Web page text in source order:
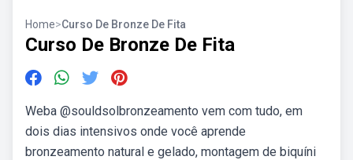
Home>Curso De Bronze De Fita
Curso De Bronze De Fita
Weba @souldsolbronzeamento vem com tudo, em
dois dias intensivos onde você aprende
bronzeamento natural e gelado, montagem de biquíni